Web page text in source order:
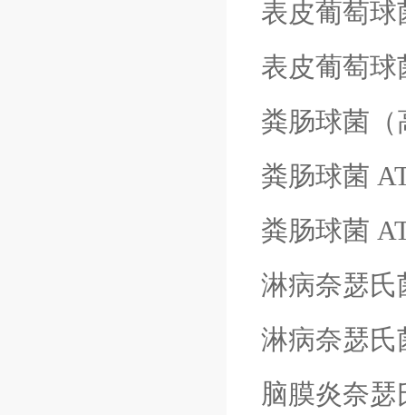
表皮葡萄球
表皮葡萄球
粪肠球菌（
粪肠球菌
粪肠球菌
淋病奈瑟氏
淋病奈瑟氏
脑膜炎奈瑟